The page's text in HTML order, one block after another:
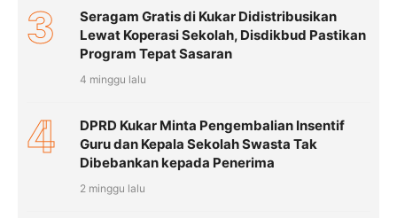
3
Seragam Gratis di Kukar Didistribusikan
Lewat Koperasi Sekolah, Disdikbud Pastikan
Program Tepat Sasaran
4 minggu lalu
4
DPRD Kukar Minta Pengembalian Insentif
Guru dan Kepala Sekolah Swasta Tak
Dibebankan kepada Penerima
2 minggu lalu